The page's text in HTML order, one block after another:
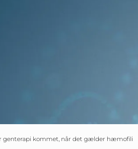
genterapi kommet, når det gælder hæmofili